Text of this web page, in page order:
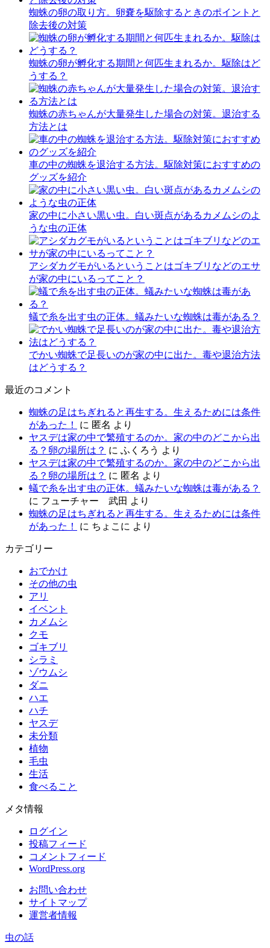
蜘蛛の卵の取り方。卵嚢を駆除するときのポイントと
除去後の対策
蜘蛛の卵が孵化する期間と何匹生まれるか。駆除はど
うする？
蜘蛛の赤ちゃんが大量発生した場合の対策。退治する
方法とは
車の中の蜘蛛を退治する方法。駆除対策におすすめの
グッズを紹介
家の中に小さい黒い虫。白い斑点があるカメムシのよ
うな虫の正体
アシダカグモがいるということはゴキブリなどのエサ
が家の中にいるってこと？
蟻で糸を出す虫の正体。蟻みたいな蜘蛛は毒がある？
でかい蜘蛛で足長いのが家の中に出た。毒や退治方法
はどうする？
最近のコメント
蜘蛛の足はちぎれると再生する。生えるためには条件
があった！
に 匿名 より
ヤスデは家の中で繁殖するのか。家の中のどこから出
る？卵の場所は？ に ふくろう より
ヤスデは家の中で繁殖するのか。家の中のどこから出
る？卵の場所は？ に 匿名 より
蟻で糸を出す虫の正体。蟻みたいな蜘蛛は毒がある？
に フューチャー 武田 より
蜘蛛の足はちぎれると再生する。生えるためには条件
があった！
に ちょこに より
カテゴリー
おでかけ
その他の虫
アリ
イベント
カメムシ
クモ
ゴキブリ
シラミ
ゾウムシ
ダニ
ハエ
ハチ
ヤスデ
未分類
植物
毛虫
生活
食べること
メタ情報
ログイン
投稿フィード
コメントフィード
WordPress.org
お問い合わせ
サイトマップ
運営者情報
虫の話